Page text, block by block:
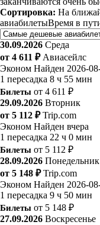
Сортировка: На
авиабилетыВремя в
30.09.2026 Среда
от 4 611 ₽ Авиасейлс
Эконом Найден 2026-
1 пересадка 8 ч 55 мин
Билеты от 4 611 ₽
29.09.2026 Вторник
от 5 112 ₽ Trip.com
Эконом Найден вчера
1 пересадка 22 ч 0 мин
Билеты от 5 112 ₽
28.09.2026 Понедельник
от 5 148 ₽ Trip.com
Эконом Найден 2026-
1 пересадка 9 ч 50 мин
Билеты от 5 148 ₽
27.09.2026 Воскресенье